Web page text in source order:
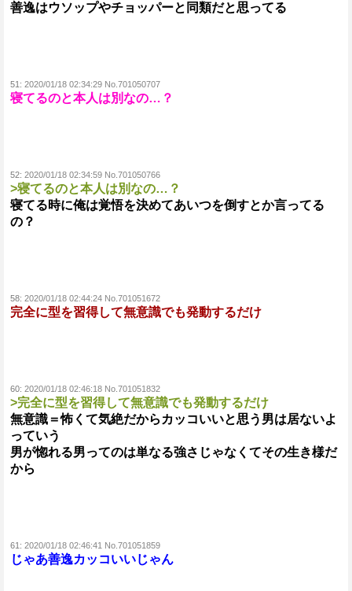
善逸はウソップやチョッパーと同類だと思ってる
51: 2020/01/18 02:34:29 No.701050707
寝てるのと本人は別なの…？
52: 2020/01/18 02:34:59 No.701050766
>寝てるのと本人は別なの…？
寝てる時に俺は覚悟を決めてあいつを倒すとか言ってる
の？
58: 2020/01/18 02:44:24 No.701051672
完全に型を習得して無意識でも発動するだけ
60: 2020/01/18 02:46:18 No.701051832
>完全に型を習得して無意識でも発動するだけ
無意識＝怖くて気絶だからカッコいいと思う男は居ないよ
っていう
男が惚れる男ってのは単なる強さじゃなくてその生き様だ
から
61: 2020/01/18 02:46:41 No.701051859
じゃあ善逸カッコいいじゃん